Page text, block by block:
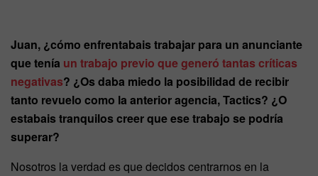
Juan, ¿cómo enfrentabais trabajar para un anunciante
que tenía un trabajo previo que generó tantas críticas
negativas? ¿Os daba miedo la posibilidad de recibir
tanto revuelo como la anterior agencia, Tactics? ¿O
estabais tranquilos creer que ese trabajo se podría
superar?
Nosotros la verdad es que decidos centrarnos en la